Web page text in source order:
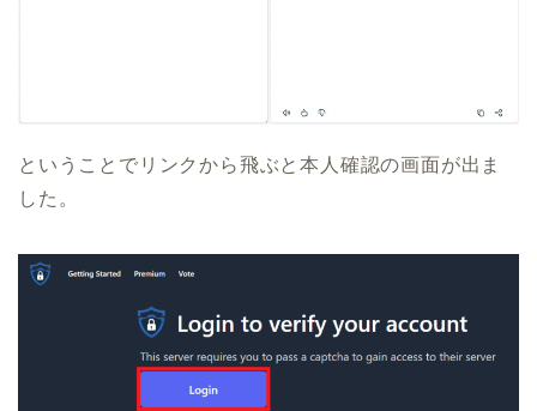
ということでリンクから飛ぶと本人確認の画面が出ま
した。